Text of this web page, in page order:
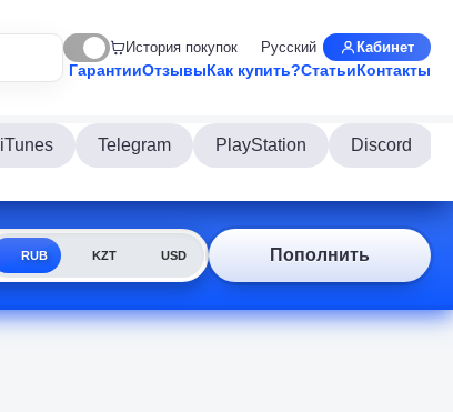
История покупок Русский Кабинет
ГарантииОтзывыКак купить?СтатьиКонтакты
iTunes Telegram PlayStation Discord
RUB KZT USD Пополнить